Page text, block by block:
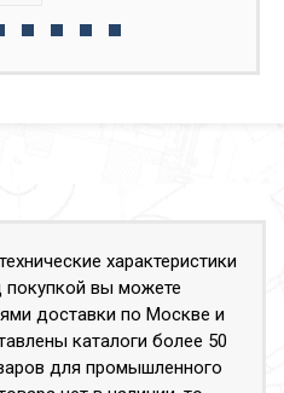
характеристики
покупкой вы можете
доставки по Москве и
каталоги более 50
для промышленного